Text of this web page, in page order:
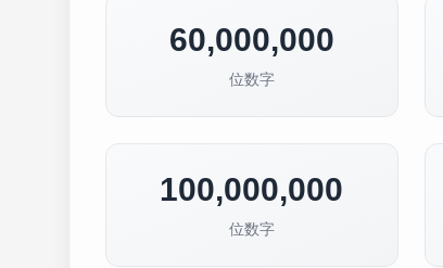
60,000,000
位数字
100,000,000
位数字